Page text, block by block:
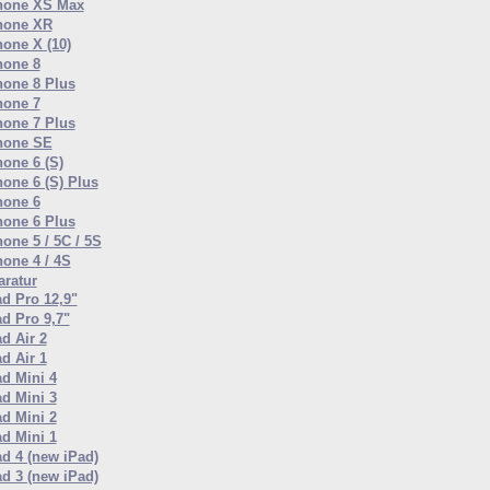
XS Max
XR
X (10)
8
8 Plus
7
7 Plus
SE
6 (S)
6 (S) Plus
6
6 Plus
5 / 5C / 5S
4 / 4S
Pro 12,9"
Pro 9,7"
Air 2
Air 1
Mini 4
Mini 3
Mini 2
Mini 1
4 (new iPad)
3 (new iPad)